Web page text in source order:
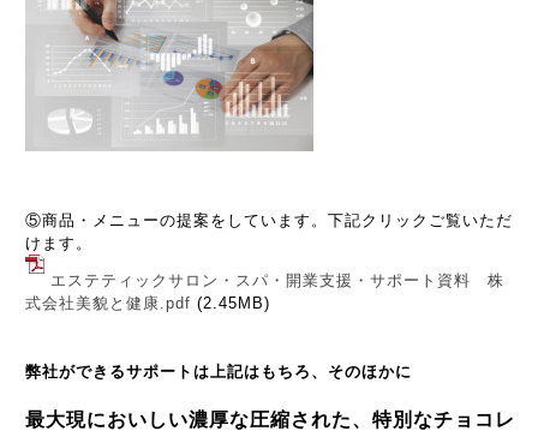
⑤商品・メニューの提案をしています。下記クリックご覧いただ
けます。
エステティックサロン・スパ・開業支援・サポート資料 株
式会社美貌と健康.pdf (2.45MB)
弊社ができるサポートは上記はもちろ、そのほかに
最大現においしい濃厚な圧縮された、特別なチョコレ